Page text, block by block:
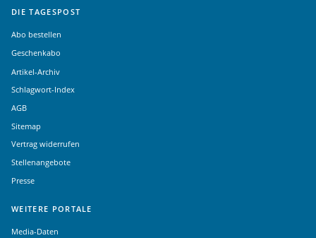
DIE TAGESPOST
Abo bestellen
Geschenkabo
Artikel-Archiv
Schlagwort-Index
AGB
Sitemap
Vertrag widerrufen
Stellenangebote
Presse
WEITERE PORTALE
Media-Daten